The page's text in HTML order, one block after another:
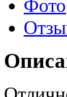
Фото